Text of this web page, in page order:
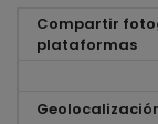
Compartir
plataformas